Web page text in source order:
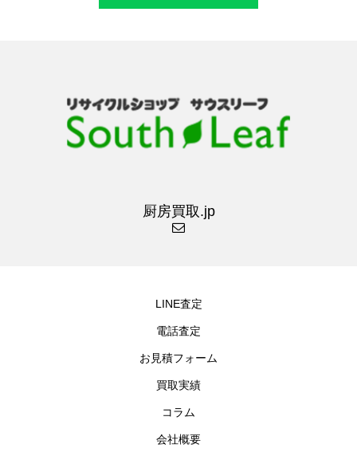
厨房買取.jp
LINE査定
電話査定
お見積フォーム
買取実績
コラム
会社概要